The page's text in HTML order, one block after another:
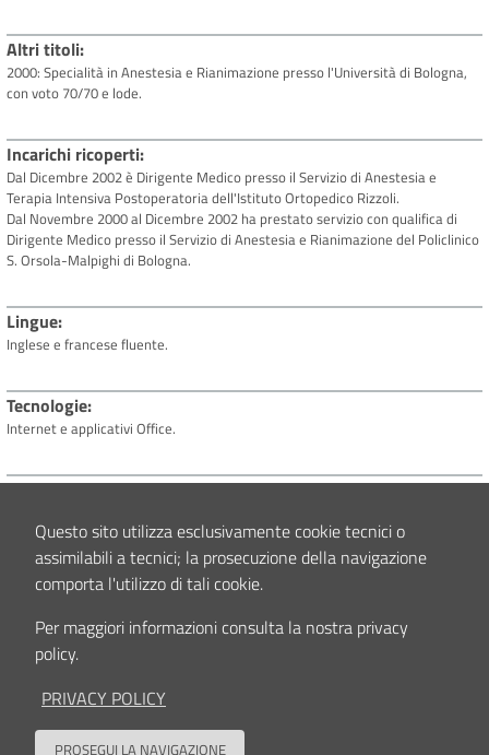
Altri titoli
2000: Specialità in Anestesia e Rianimazione presso l'Università di Bologna,
con voto 70/70 e lode.
Incarichi ricoperti
Dal Dicembre 2002 è Dirigente Medico presso il Servizio di Anestesia e
Terapia Intensiva Postoperatoria dell'Istituto Ortopedico Rizzoli.
Dal Novembre 2000 al Dicembre 2002 ha prestato servizio con qualifica di
Dirigente Medico presso il Servizio di Anestesia e Rianimazione del Policlinico
S. Orsola-Malpighi di Bologna.
Lingue
Inglese e francese fluente.
Tecnologie
Internet e applicativi Office.
Attività didattica
Rianimazione di Bologna.
Attività scientifica
Investigator in studi clinico-farmacologici di fase IIb, di fase III e
postmarketing.
Relatore a congressi nazionali. Partecipazione in qualità di co-autore alla
Interessi clinici e/o scientifici
Questo sito utilizza esclusivamente cookie tecnici o
assimilabili a tecnici; la prosecuzione della navigazione
comporta l'utilizzo di tali cookie.
Per maggiori informazioni consulta la nostra privacy
policy.
PRIVACY POLICY
PROSEGUI LA NAVIGAZIONE